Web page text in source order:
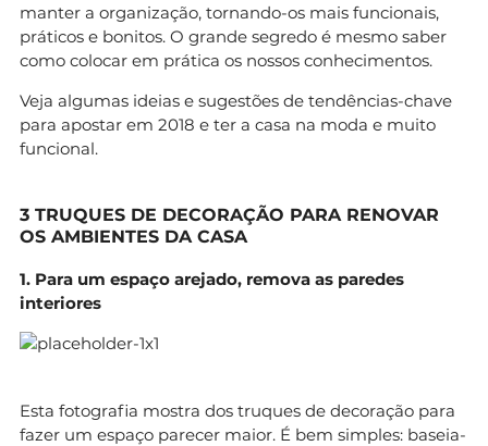
manter a organização, tornando-os mais funcionais,
práticos e bonitos. O grande segredo é mesmo saber
como colocar em prática os nossos conhecimentos.
Veja algumas ideias e sugestões de tendências-chave
para apostar em 2018 e ter a casa na moda e muito
funcional.
3 TRUQUES DE DECORAÇÃO PARA RENOVAR
OS AMBIENTES DA CASA
1. Para um espaço arejado, remova as paredes
interiores
Esta fotografia mostra dos truques de decoração para
fazer um espaço parecer maior. É bem simples: baseia-